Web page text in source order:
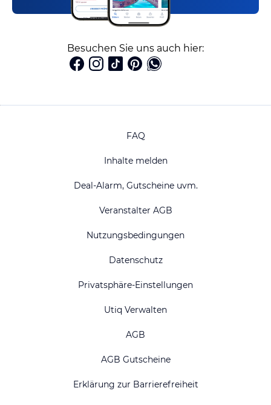
Besuchen Sie uns auch hier:
FAQ
Inhalte melden
Deal-Alarm, Gutscheine uvm.
Veranstalter AGB
Nutzungsbedingungen
Datenschutz
Privatsphäre-Einstellungen
Utiq Verwalten
AGB
AGB Gutscheine
Erklärung zur Barrierefreiheit